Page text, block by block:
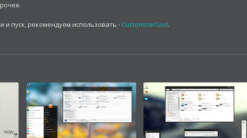
и пуск, рекомендуем использовать - CustomizerGod.